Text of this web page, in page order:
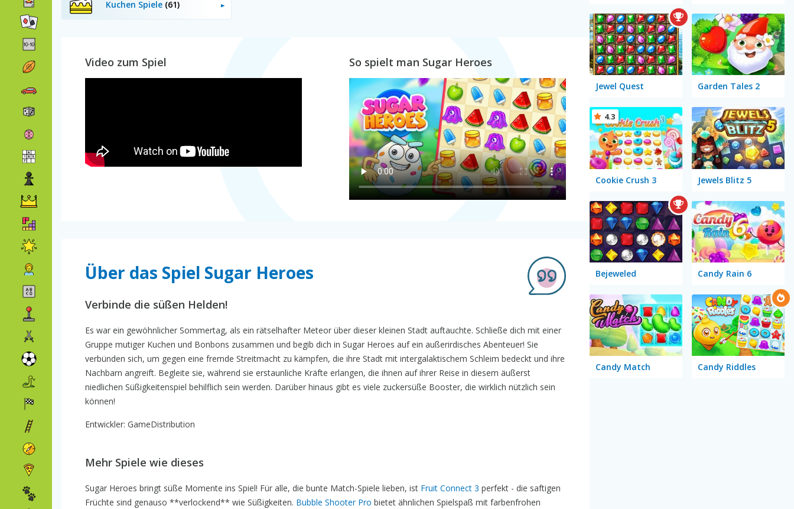
Kuchen Spiele (61)
Video zum Spiel So spielt man Sugar Heroes
Über das Spiel Sugar Heroes
Verbinde die süßen Helden!
Es war ein gewöhnlicher Sommertag, als ein rätselhafter Meteor über dieser kleinen Stadt auftauchte. Schließe dich mit einer
Gruppe mutiger Kuchen und Bonbons zusammen und begib dich in Sugar Heroes auf ein außerirdisches Abenteuer! Sie
verbünden sich, um gegen eine fremde Streitmacht zu kämpfen, die ihre Stadt mit intergalaktischem Schleim bedeckt und ihre
Nachbarn angreift. Begleite sie, während sie erstaunliche Kräfte erlangen, die ihnen auf ihrer Reise in diesem äußerst
niedlichen Süßigkeitenspiel behilflich sein werden. Darüber hinaus gibt es viele zuckersüße Booster, die wirklich nützlich sein
können!
Entwickler: GameDistribution
Mehr Spiele wie dieses
Sugar Heroes bringt süße Momente ins Spiel! Für alle, die bunte Match-Spiele lieben, ist Fruit Connect 3 perfekt - die saftigen
Früchte sind genauso **verlockend** wie Süßigkeiten. Bubble Shooter Pro bietet ähnlichen Spielspaß mit farbenfrohen
Jewel Quest Garden Tales 2
Cookie Crush 3
4.3
Jewels Blitz 5
Bejeweled Candy Rain 6
Candy Match Candy Riddles